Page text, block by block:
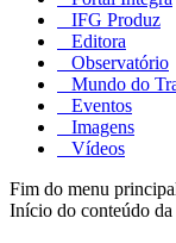
IFG Produz
Editora
Observatório
Mundo do
Eventos
Imagens
Vídeos
Fim do menu
Início do conteúdo da